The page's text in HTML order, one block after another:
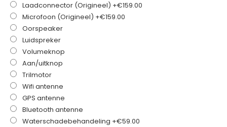
Laadconnector (Origineel) +€159.00
Microfoon (Origineel) +€159.00
Oorspeaker
Luidspreker
Volumeknop
Aan/uitknop
Trilmotor
Wifi antenne
GPS antenne
Bluetooth antenne
Waterschadebehandeling +€59.00